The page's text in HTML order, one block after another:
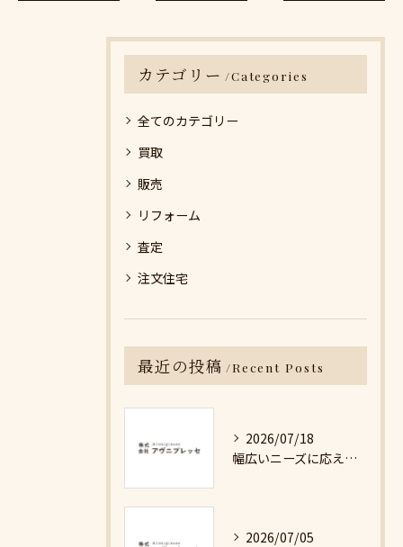
カテゴリー Categories
全てのカテゴリー
買取
販売
リフォーム
査定
注文住宅
最近の投稿 Recent Posts
2026/07/18
幅広いニーズに応える不動産売却の現実と対策
2026/07/05